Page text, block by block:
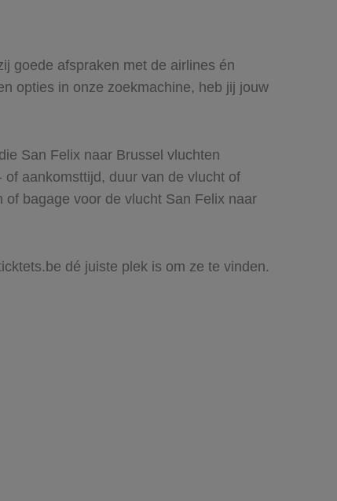
goede afspraken met de airlines én
opties in onze zoekmachine, heb jij jouw
San Felix naar Brussel vluchten
aankomsttijd, duur van de vlucht of
bagage voor de vlucht San Felix naar
dé juiste plek is om ze te vinden.